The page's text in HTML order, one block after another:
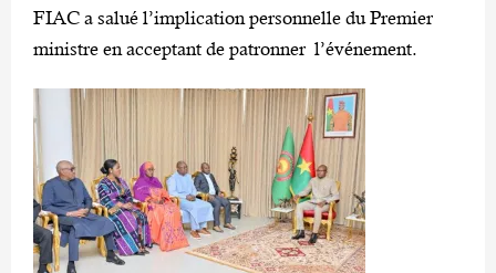
FIAC a salué l’implication personnelle du Premier
ministre en acceptant de patronner l’événement.